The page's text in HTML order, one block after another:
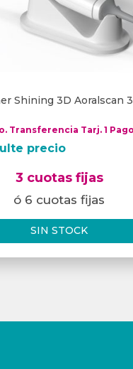
Shining 3D Aoralscan 3
Transferencia Tarj. 1 Pago
precio
3 cuotas fijas
ó 6 cuotas fijas
SIN STOCK